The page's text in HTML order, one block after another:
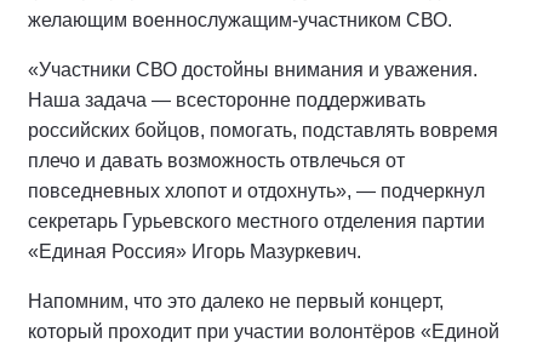
желающим военнослужащим-участником СВО.
«Участники СВО достойны внимания и уважения.
Наша задача — всесторонне поддерживать
российских бойцов, помогать, подставлять вовремя
плечо и давать возможность отвлечься от
повседневных хлопот и отдохнуть», — подчеркнул
секретарь Гурьевского местного отделения партии
«Единая Россия» Игорь Мазуркевич.
Напомним, что это далеко не первый концерт,
который проходит при участии волонтёров «Единой